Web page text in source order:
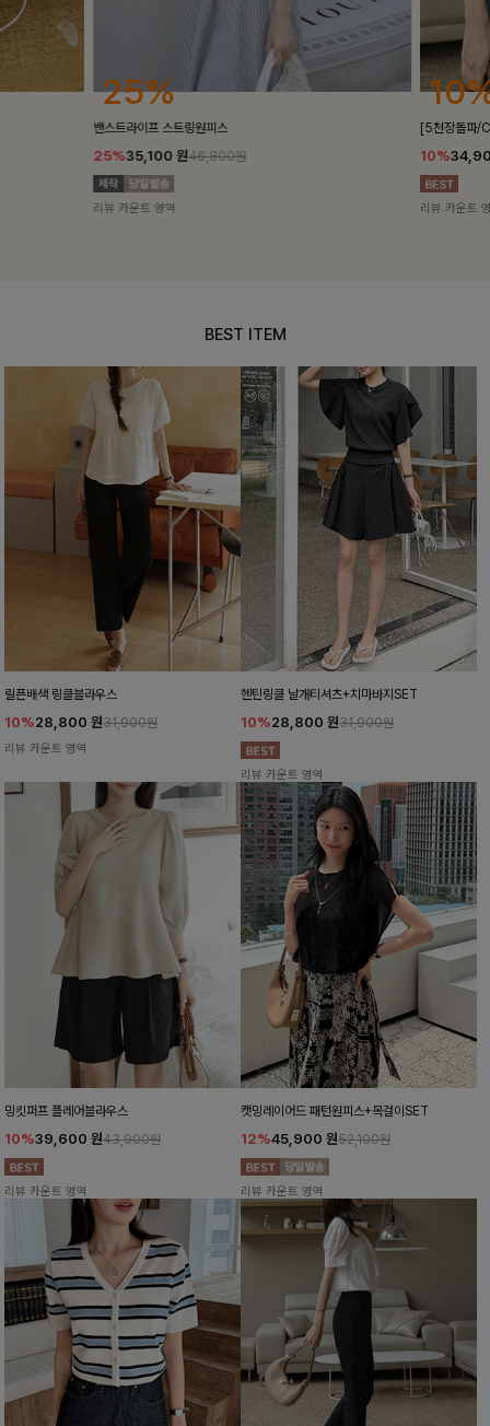
25%
밴스트라이프 스트링원피스
25%35,100원46,800원
리뷰 카운트 영역
10%
[5천장돌파/
10%
리뷰 카운트 영
BEST ITEM
릴픈배색 링클블라우스
10%28,800 원31,900원
리뷰 카운트 영역
헨틴링클 날개티셔츠+치마바지SET
10%28,800 원31,900원
리뷰 카운트 영역
밍킷퍼프 플레어블라우스
10%39,600 원43,900원
리뷰 카운트 영역
캣밍레이어드 패턴원피스+목걸이SET
12%45,900 원52,100원
리뷰 카운트 영역